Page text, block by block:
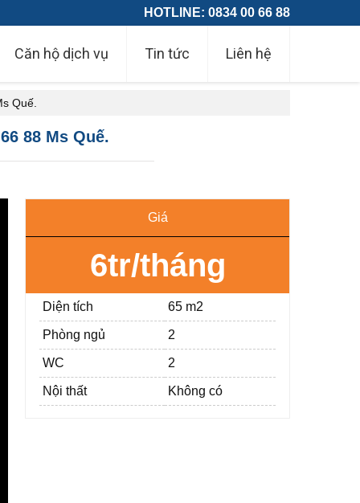
HOTLINE: 0834 00 66 88
Căn hộ dịch vụ Tin tức Liên hệ
Quế.
88 Ms Quế.
Giá
6tr/tháng
Diện tích 65 m2
Phòng ngủ 2
WC 2
Nội thất Không có